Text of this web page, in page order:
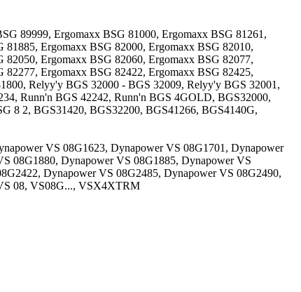
89999, Ergomaxx BSG 81000, Ergomaxx BSG 81261,
Ergomaxx BSG 82000, Ergomaxx BSG 82010,
Ergomaxx BSG 82060, Ergomaxx BSG 82077,
Ergomaxx BSG 82422, Ergomaxx BSG 82425,
Relyy'y BGS 32000 - BGS 32009, Relyy'y BGS 32001,
Runn'n BGS 42242, Runn'n BGS 4GOLD, BGS32000,
8 2, BGS31420, BGS32200, BGS41266, BGS4140G,
VS 08G1623, Dynapower VS 08G1701, Dynapower
08G1880, Dynapower VS 08G1885, Dynapower VS
Dynapower VS 08G2485, Dynapower VS 08G2490,
08, VS08G..., VSX4XTRM